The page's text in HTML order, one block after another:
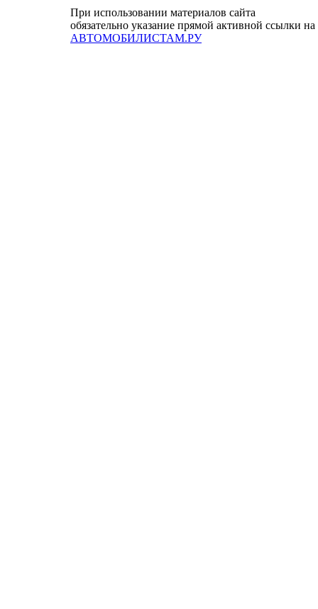
При использовании материалов сайта
обязательно указание прямой активной ссылки на
АВТОМОБИЛИСТАМ.РУ